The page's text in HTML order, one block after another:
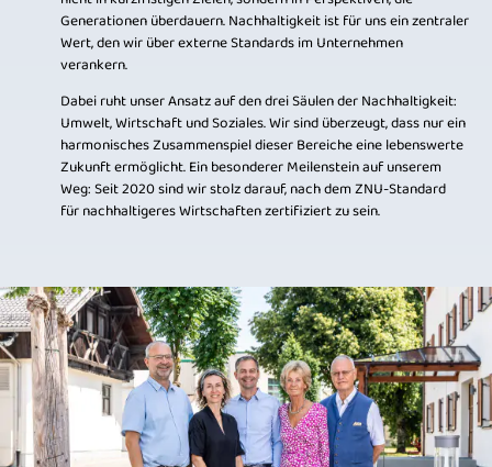
Generationen überdauern. Nachhaltigkeit ist für uns ein zentraler
Wert, den wir über externe Standards im Unternehmen
verankern.
Dabei ruht unser Ansatz auf den drei Säulen der Nachhaltigkeit:
Umwelt, Wirtschaft und Soziales. Wir sind überzeugt, dass nur ein
harmonisches Zusammenspiel dieser Bereiche eine lebenswerte
Zukunft ermöglicht. Ein besonderer Meilenstein auf unserem
Weg: Seit 2020 sind wir stolz darauf, nach dem ZNU-Standard
für nachhaltigeres Wirtschaften zertifiziert zu sein.